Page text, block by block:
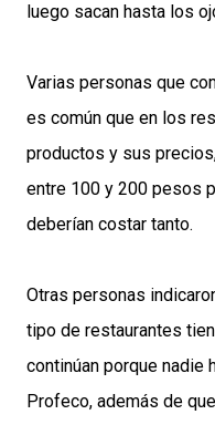
luego sacan hasta los
Varias personas que
es común que en los
productos y sus
entre 100 y 200 pesos
deberían costar tanto.
Otras personas
tipo de restaurantes
continúan porque nadie
Profeco, además de